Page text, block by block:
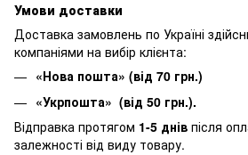
Умови доставки
Доставка замовлень по Україні
компаніями на вибір клієнта:
«Нова пошта» (від 70 грн.)
«Укрпошта» (від 50 грн.).
Відправка протягом 1-5 днів після
залежності від виду товару.